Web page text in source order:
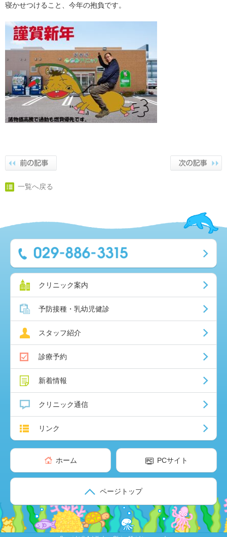
寝かせつけること、今年の抱負です。
一覧へ戻る
クリニック案内
予防接種・乳幼児健診
スタッフ紹介
診療予約
新着情報
クリニック通信
リンク
ホーム PCサイト
ページトップ